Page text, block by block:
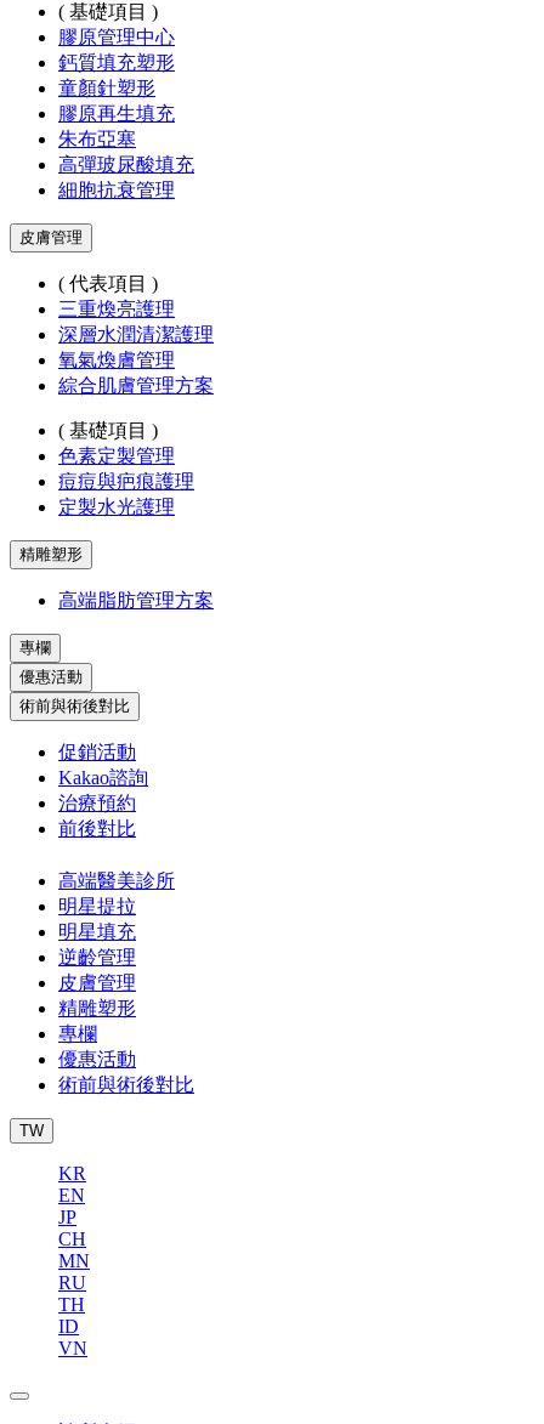
( 基礎項目 )
膠原管理中心
鈣質填充塑形
童顏針塑形
膠原再生填充
朱布亞塞
高彈玻尿酸填充
細胞抗衰管理
皮膚管理
( 代表項目 )
三重煥亮護理
深層水潤清潔護理
氧氣煥膚管理
綜合肌膚管理方案
( 基礎項目 )
色素定製管理
痘痘與疤痕護理
定製水光護理
精雕塑形
高端脂肪管理方案
專欄
優惠活動
術前與術後對比
促銷活動
Kakao諮詢
治療預約
前後對比
高端醫美診所
明星提拉
明星填充
逆齡管理
皮膚管理
精雕塑形
專欄
優惠活動
術前與術後對比
TW
KR
EN
JP
CH
MN
RU
TH
ID
VN